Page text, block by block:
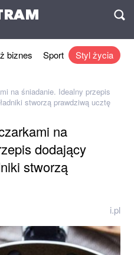
biznes Sport Styl życia
na śniadanie. Idealny przepis
stworzą prawdziwą ucztę
na
dodający
stworzą
i.pl